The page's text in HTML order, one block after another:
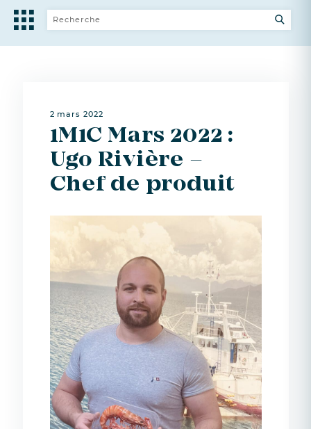
2 mars 2022
1M1C Mars 2022 :
Ugo Rivière –
Chef de produit